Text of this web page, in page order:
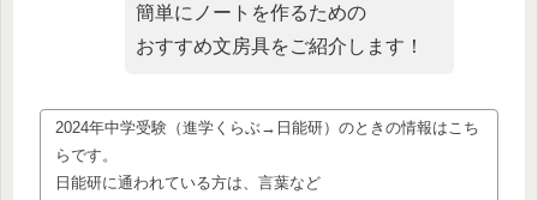
簡単にノートを作るための
おすすめ文房具をご紹介します！
2024年中学受験（進学くらぶ→日能研）のときの情報はこち
らです。
日能研に通われている方は、言葉など